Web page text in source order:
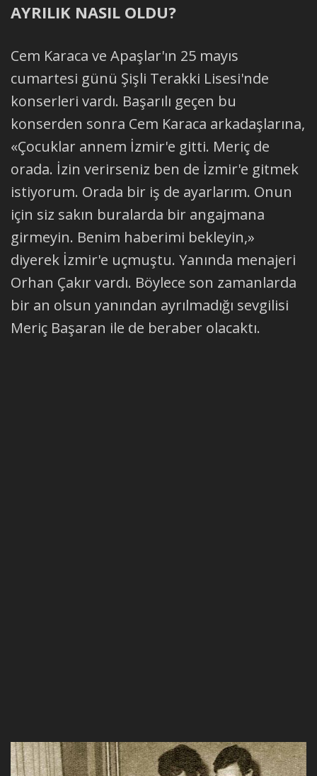
AYRILIK NASIL OLDU?
Cem Karaca ve Apaşlar'ın 25 mayıs
cumartesi günü Şişli Terakki Lisesi'nde
konserleri vardı. Başarılı geçen bu
konserden sonra Cem Karaca arkadaşlarına,
«Çocuklar annem İzmir'e gitti. Meriç de
orada. İzin verirseniz ben de İzmir'e gitmek
istiyorum. Orada bir iş de ayarlarım. Onun
için siz sakın buralarda bir angajmana
girmeyin. Benim haberimi bekleyin,»
diyerek İzmir'e uçmuştu. Yanında menajeri
Orhan Çakır vardı. Böylece son zamanlarda
bir an olsun yanından ayrılmadığı sevgilisi
Meriç Başaran ile de beraber olacaktı.